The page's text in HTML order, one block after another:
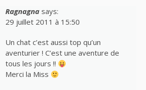
Ragnagna says:
29 juillet 2011 à 15:50
Un chat c’est aussi top qu’un
aventurier ! C’est une aventure de
tous les jours !!
Merci la Miss